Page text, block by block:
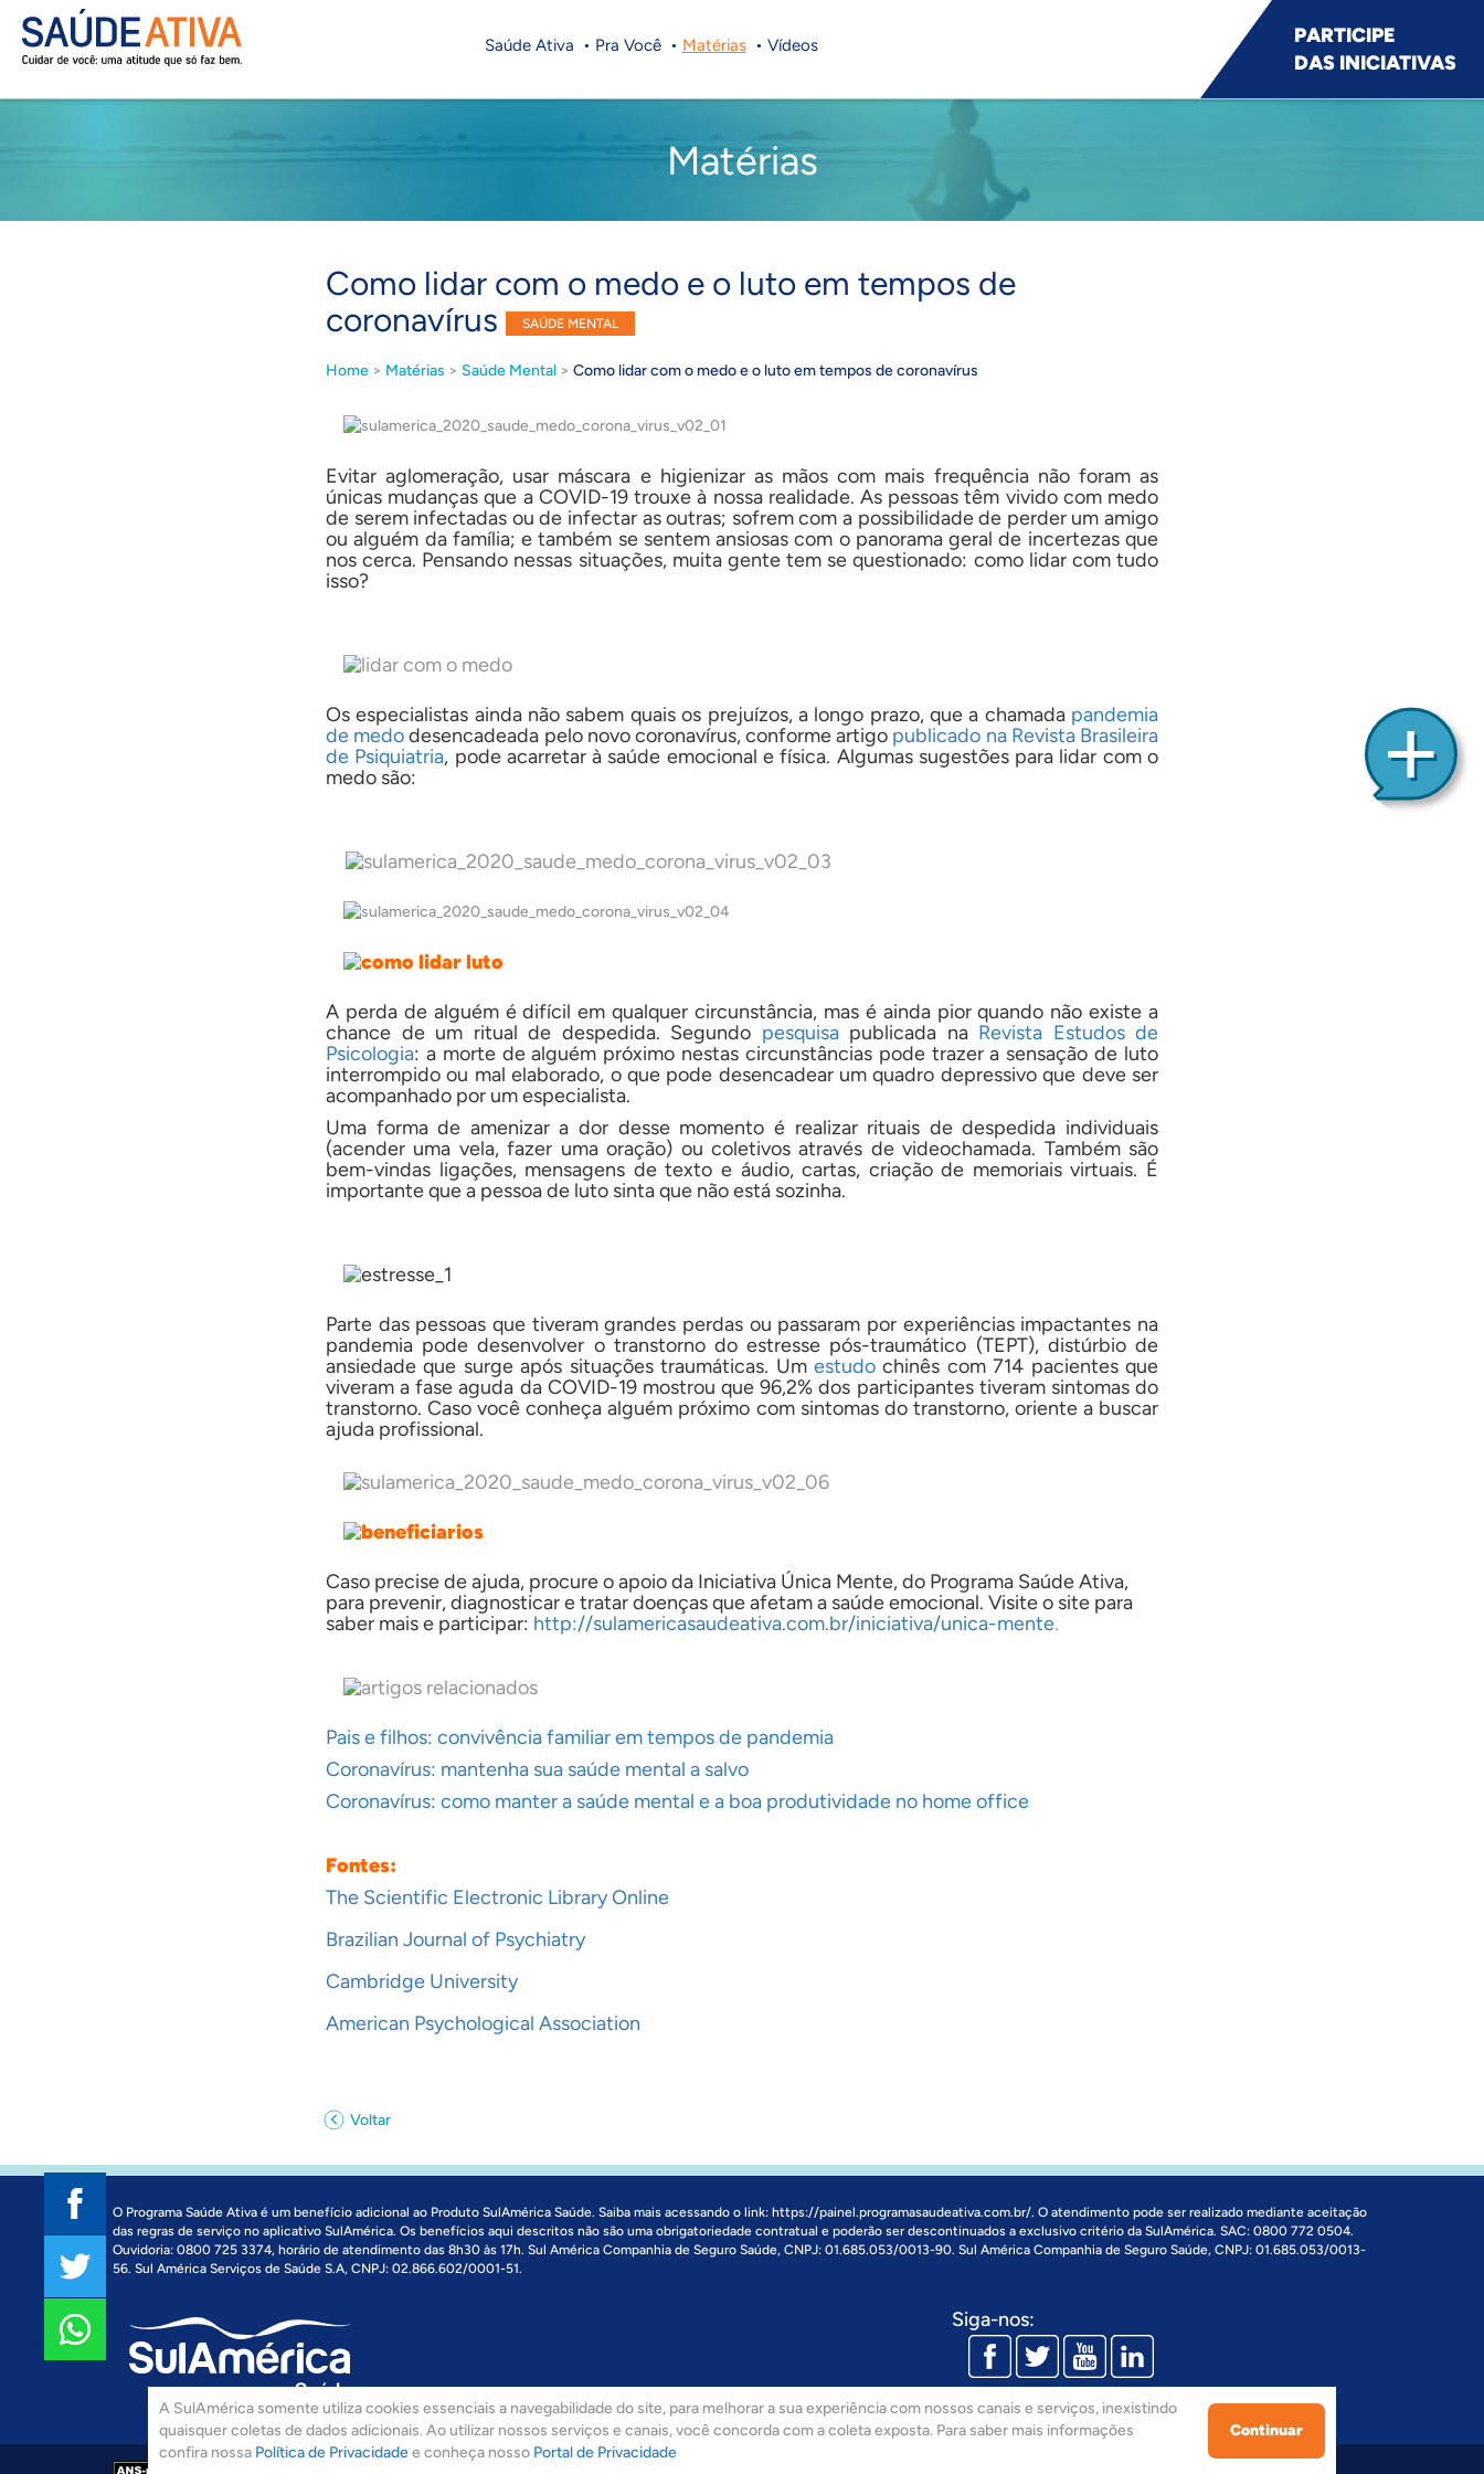
A SulAmérica somente utiliza cookies essenciais a navegabilidade do site, para melhorar a sua experiência com nossos canais e serviços, inexistindo
quaisquer coletas de dados adicionais. Ao utilizar nossos serviços e canais, você concorda com a coleta exposta. Para saber mais informações
confira nossa Política de Privacidadee conheça nosso Portal de Privacidade
Continuar
Saúde Ativa Pra Você Matérias Vídeos
PARTICIPE
DAS INICIATIVAS
Matérias
Como lidar com o medo e o luto em tempos de
coronavírus
SAÚDE MENTAL
Home > Matérias > Saúde Mental > Como lidar com o medo e o luto em tempos de coronavírus
Evitar aglomeração, usar máscara e higienizar as mãos com mais frequência não foram as
únicas mudanças que a COVID-19 trouxe à nossa realidade. As pessoas têm vivido com medo
de serem infectadas ou de infectar as outras; sofrem com a possibilidade de perder um amigo
ou alguém da família; e também se sentem ansiosas com o panorama geral de incertezas que
nos cerca. Pensando nessas situações, muita gente tem se questionado: como lidar com tudo
isso?
Os especialistas ainda não sabem quais os prejuízos, a longo prazo, que a chamada pandemia
de medodesencadeada pelo novo coronavírus, conforme artigo publicado na Revista Brasileira
de Psiquiatria, pode acarretar à saúde emocional e física. Algumas sugestões para lidar com o
medo são:
A perda de alguém é difícil em qualquer circunstância, mas é ainda pior quando não existe a
chance de um ritual de despedida. Segundo pesquisa publicada na Revista Estudos de
Psicologia: a morte de alguém próximo nestas circunstâncias pode trazer a sensação de luto
interrompido ou mal elaborado, o que pode desencadear um quadro depressivo que deve ser
acompanhado por um especialista.
Uma forma de amenizar a dor desse momento é realizar rituais de despedida individuais
(acender uma vela, fazer uma oração) ou coletivos através de videochamada. Também são
bem-vindas ligações, mensagens de texto e áudio, cartas, criação de memoriais virtuais. É
importante que a pessoa de luto sinta que não está sozinha.
Parte das pessoas que tiveram grandes perdas ou passaram por experiências impactantes na
pandemia pode desenvolver o transtorno do estresse pós-traumático (TEPT), distúrbio de
ansiedade que surge após situações traumáticas. Um estudo chinês com 714 pacientes que
viveram a fase aguda da COVID-19 mostrou que 96,2% dos participantes tiveram sintomas do
transtorno. Caso você conheça alguém próximo com sintomas do transtorno, oriente a buscar
ajuda profissional.
Caso precise de ajuda, procure o apoio da Iniciativa Única Mente, do Programa Saúde Ativa,
para prevenir, diagnosticar e tratar doenças que afetam a saúde emocional. Visite o site para
saber mais e participar: http://sulamericasaudeativa.com.br/iniciativa/unica-mente.
Pais e filhos: convivência familiar em tempos de pandemia
Coronavírus: mantenha sua saúde mental a salvo
Coronavírus: como manter a saúde mental e a boa produtividade no home office
Fontes:
The Scientific Electronic Library Online
Brazilian Journal of Psychiatry
Cambridge University
American Psychological Association
Voltar
O Programa Saúde Ativa é um benefício adicional ao Produto SulAmérica Saúde. Saiba mais acessando o link: https://painel.programasaudeativa.com.br/. O atendimento pode ser realizado mediante aceitação
das regras de serviço no aplicativo SulAmérica. Os benefícios aqui descritos não são uma obrigatoriedade contratual e poderão ser descontinuados a exclusivo critério da SulAmérica. SAC: 0800 772 0504.
Ouvidoria: 0800 725 3374, horário de atendimento das 8h30 às 17h. Sul América Companhia de Seguro Saúde, CNPJ: 01.685.053/0013-90. Sul América Companhia de Seguro Saúde, CNPJ: 01.685.053/0013-
56. Sul América Serviços de Saúde S.A, CNPJ: 02.866.602/0001-51.
Siga-nos: